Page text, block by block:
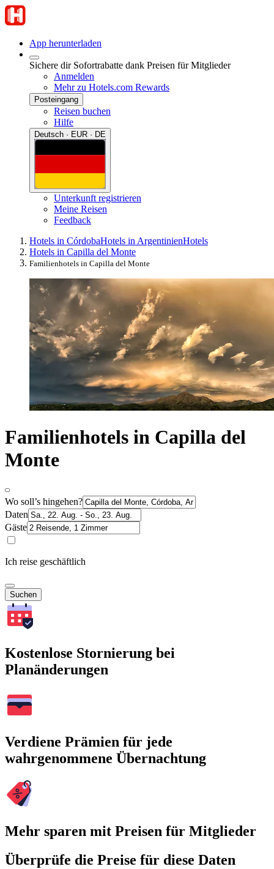
App herunterladen
Sichere dir Sofortrabatte dank Preisen für Mitglieder
Anmelden
Mehr zu Hotels.com Rewards
Posteingang
Reisen buchen
Hilfe
Deutsch · EUR · DE
Unterkunft registrieren
Meine Reisen
Feedback
Hotels in CórdobaHotels in ArgentinienHotels
Hotels in Capilla del Monte
Familienhotels in Capilla del Monte
Familienhotels in Capilla del
Monte
Wo soll’s hingehen?
Daten
Gäste
Ich reise geschäftlich
Suchen
Kostenlose Stornierung bei
Planänderungen
Verdiene Prämien für jede
wahrgenommene Übernachtung
Mehr sparen mit Preisen für Mitglieder
Überprüfe die Preise für diese Daten